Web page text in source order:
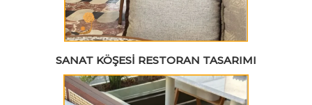
SANAT KÖŞESI RESTORAN TASARIMI